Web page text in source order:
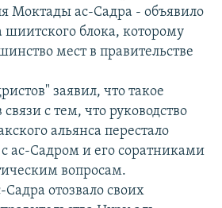
Моктады ас-Садра - объявило
шиитского блока, которому
мест в правительстве
заявил, что такое
с тем, что руководство
альянса перестало
с ас-Садром и его соратниками
вопросам.
отозвало своих